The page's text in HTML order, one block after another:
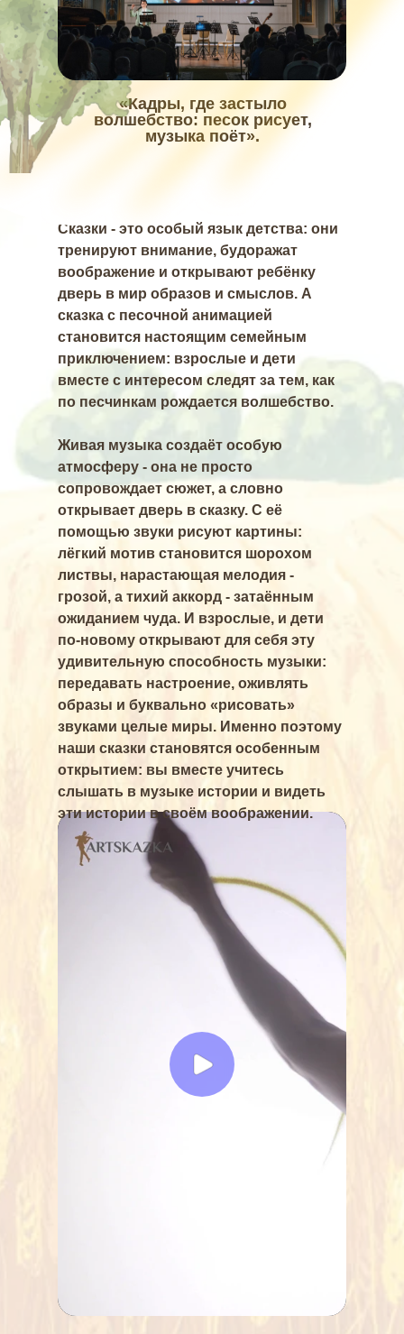
«Кадры, где застыло
волшебство: песок рисует,
музыка поёт».
Сказки - это особый язык детства: они
тренируют внимание, будоражат
воображение и открывают ребёнку
дверь в мир образов и смыслов. А
сказка с песочной анимацией
становится настоящим семейным
приключением: взрослые и дети
вместе с интересом следят за тем, как
по песчинкам рождается волшебство.
Живая музыка создаёт особую
атмосферу - она не просто
сопровождает сюжет, а словно
открывает дверь в сказку. С её
помощью звуки рисуют картины:
лёгкий мотив становится шорохом
листвы, нарастающая мелодия -
грозой, а тихий аккорд - затаённым
ожиданием чуда. И взрослые, и дети
по-новому открывают для себя эту
удивительную способность музыки:
передавать настроение, оживлять
образы и буквально «рисовать»
звуками целые миры. Именно поэтому
наши сказки становятся особенным
открытием: вы вместе учитесь
слышать в музыке истории и видеть
эти истории в своём воображении.